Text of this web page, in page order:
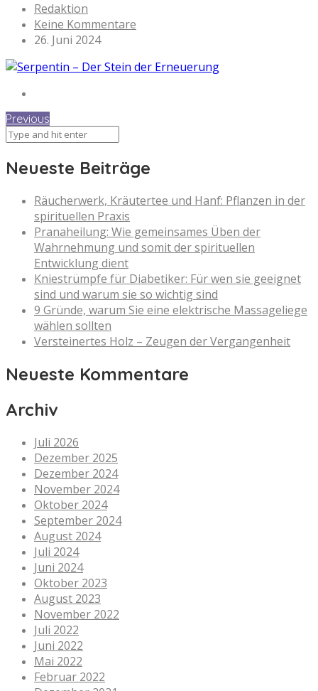
Redaktion
Keine Kommentare
26. Juni 2024
Previous
Neueste Beiträge
Räucherwerk, Kräutertee und Hanf: Pflanzen in der
spirituellen Praxis
Pranaheilung: Wie gemeinsames Üben der
Wahrnehmung und somit der spirituellen
Entwicklung dient
Kniestrümpfe für Diabetiker: Für wen sie geeignet
sind und warum sie so wichtig sind
9 Gründe, warum Sie eine elektrische Massageliege
wählen sollten
Versteinertes Holz – Zeugen der Vergangenheit
Neueste Kommentare
Archiv
Juli 2026
Dezember 2025
Dezember 2024
November 2024
Oktober 2024
September 2024
August 2024
Juli 2024
Juni 2024
Oktober 2023
August 2023
November 2022
Juli 2022
Juni 2022
Mai 2022
Februar 2022